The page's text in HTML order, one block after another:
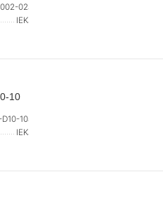
02
IEK
10
10
IEK